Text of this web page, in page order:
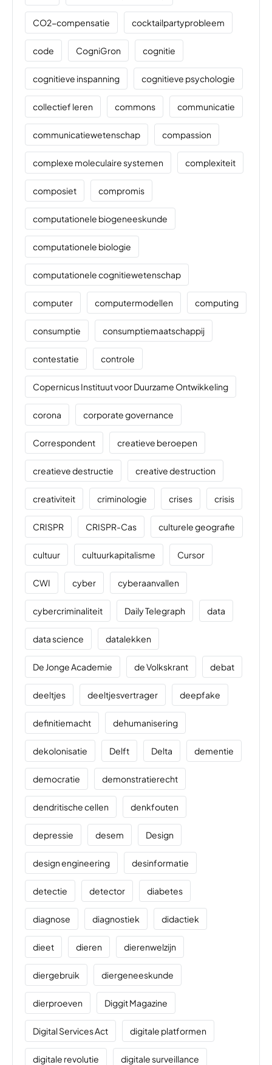
CO2-compensatie cocktailpartyprobleem
code CogniGron cognitie
cognitieve inspanning cognitieve psychologie
collectief leren commons communicatie
communicatiewetenschap compassion
complexe moleculaire systemen complexiteit
composiet compromis
computationele biogeneeskunde
computationele biologie
computationele cognitiewetenschap
computer computermodellen computing
consumptie consumptiemaatschappij
contestatie controle
Copernicus Instituut voor Duurzame Ontwikkeling
corona corporate governance
Correspondent creatieve beroepen
creatieve destructie creative destruction
creativiteit criminologie crises crisis
CRISPR CRISPR-Cas culturele geografie
cultuur cultuurkapitalisme Cursor
CWI cyber cyberaanvallen
cybercriminaliteit Daily Telegraph data
data science datalekken
De Jonge Academie de Volkskrant debat
deeltjes deeltjesvertrager deepfake
definitiemacht dehumanisering
dekolonisatie Delft Delta dementie
democratie demonstratierecht
dendritische cellen denkfouten
depressie desem Design
design engineering desinformatie
detectie detector diabetes
diagnose diagnostiek didactiek
dieet dieren dierenwelzijn
diergebruik diergeneeskunde
dierproeven Diggit Magazine
Digital Services Act digitale platformen
digitale revolutie digitale surveillance